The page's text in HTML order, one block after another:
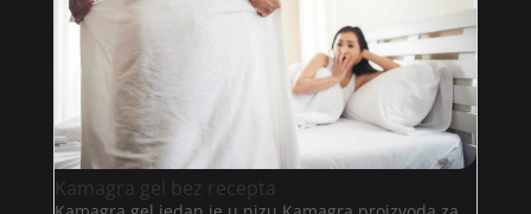
Kamagra gel bez recepta